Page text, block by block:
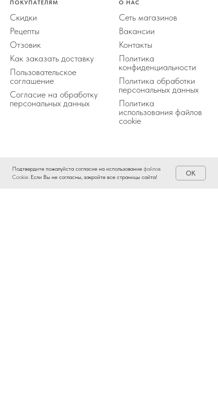
ПОКУПАТЕЛЯМ
Скидки
Рецепты
Отзовик
Как заказать доставку
Пользовательское
соглашение
Согласие на обработку
персональных данных
О НАС
Сеть магазинов
Вакансии
Контакты
Политика
конфиденциальности
Политика обработки
персональных данных
Политика
использования файлов
сookie
Подтвердите пожалуйста согласие на использование файлов
Cookie. Если Вы не согласны, закройте все страницы сайта!
OK
Made on Tilda